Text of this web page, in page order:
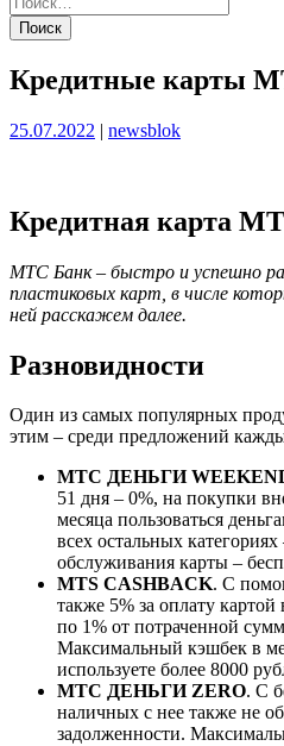
Кредитные карты
Опубликовано
25.07.2022 | Опубликовано
newsblok
Кредитная карта
МТС Банк – быстро и успешно
пластиковых карт, в числе
ней расскажем далее.
Разновидности
Один из самых популярных
этим – среди предложений
МТС ДЕНЬГИ
51 дня – 0%, на покупки
месяца пользоваться
всех остальных
обслуживания карты –
MTS CASHBACK. С
также 5% за оплату
по 1% от потраченной
Максимальный кэшбек в
используете более 8000
МТС ДЕНЬГИ ZERO. С
наличных с нее также не
задолженности.